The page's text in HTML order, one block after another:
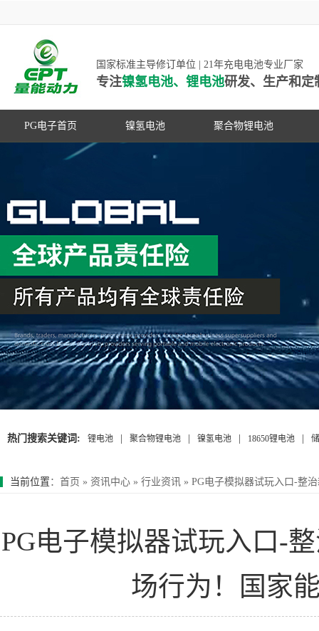
国家标准主导修订单位 | 21年充电电池专业厂家
专注镍氢电池、锂电池研发、生产和定
PG电子首页 镍氢电池 聚合物锂电池
高容量镍氢电池
超低自放电镍氢电池
动力镍氢电池
常规镍氢电池
PG游戏官网是镍氢电池国家标准主导
修订单位，并参与多项锂电池行业国
家标准的制定
热门搜索关键词: 锂电池 聚合物锂电池 镍氢电池 18650锂电池
当前位置 ： 首页 » 资讯中心 » 行业资讯 » PG电子模拟器试玩入口-整
PG电子模拟器试玩入口-
场行为！国家